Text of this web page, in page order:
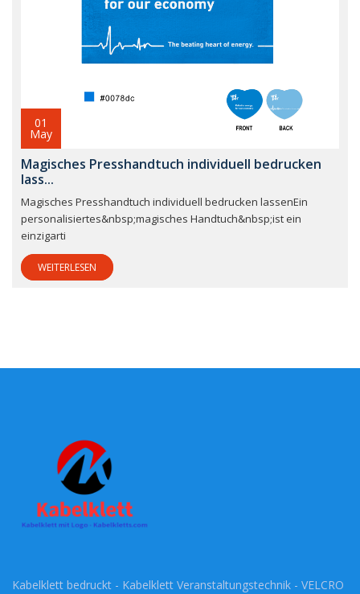
01
May
Magisches Presshandtuch individuell bedrucken
lass...
Magisches Presshandtuch individuell bedrucken lassenEin
personalisiertes&nbsp;magisches Handtuch&nbsp;ist ein
einzigarti
WEITERLESEN
Kabelklett bedruckt - Kabelklett Veranstaltungstechnik - VELCRO